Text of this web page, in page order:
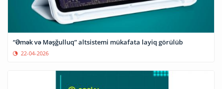
“Əmək və Məşğulluq” altsistemi mükafata layiq görülüb
22-04-2026